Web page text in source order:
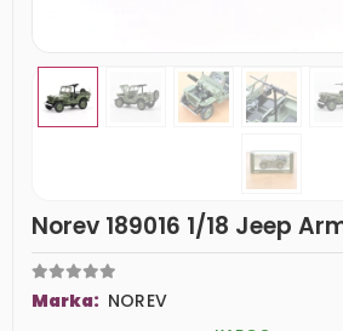
Norev 189016 1/18 Jeep
Marka: NOREV